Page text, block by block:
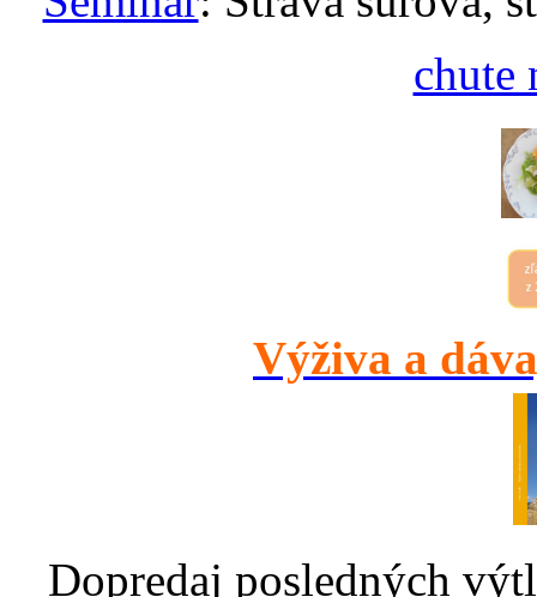
chute
Výživa a
Dopredaj posledných